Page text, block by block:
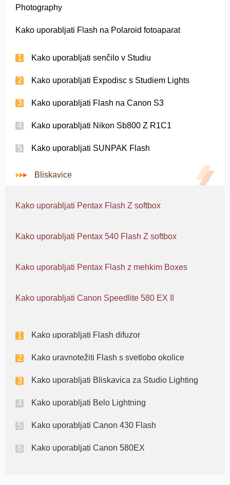
Photography
Kako uporabljati Flash na Polaroid fotoaparat
Kako uporabljati senčilo v Studiu
Kako uporabljati Expodisc s Studiem Lights
Kako uporabljati Flash na Canon S3
Kako uporabljati Nikon Sb800 Z R1C1
Kako uporabljati SUNPAK Flash
Bliskavice
Kako uporabljati Pentax Flash Z softbox
Kako uporabljati Pentax 540 Flash Z softbox
Kako uporabljati Pentax Flash z mehkim Boxes
Kako uporabljati Canon Speedlite 580 EX II
Kako uporabljati Flash difuzor
Kako uravnotežiti Flash s svetlobo okolice
Kako uporabljati Bliskavica za Studio Lighting
Kako uporabljati Belo Lightning
Kako uporabljati Canon 430 Flash
Kako uporabljati Canon 580EX